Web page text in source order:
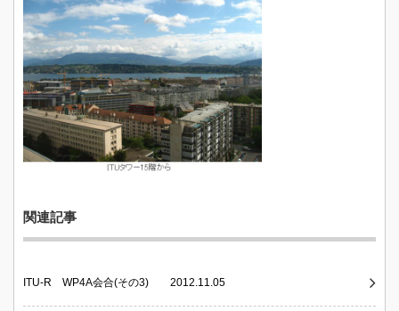
関連記事
ITU-R WP4A会合(その3) 2012.11.05